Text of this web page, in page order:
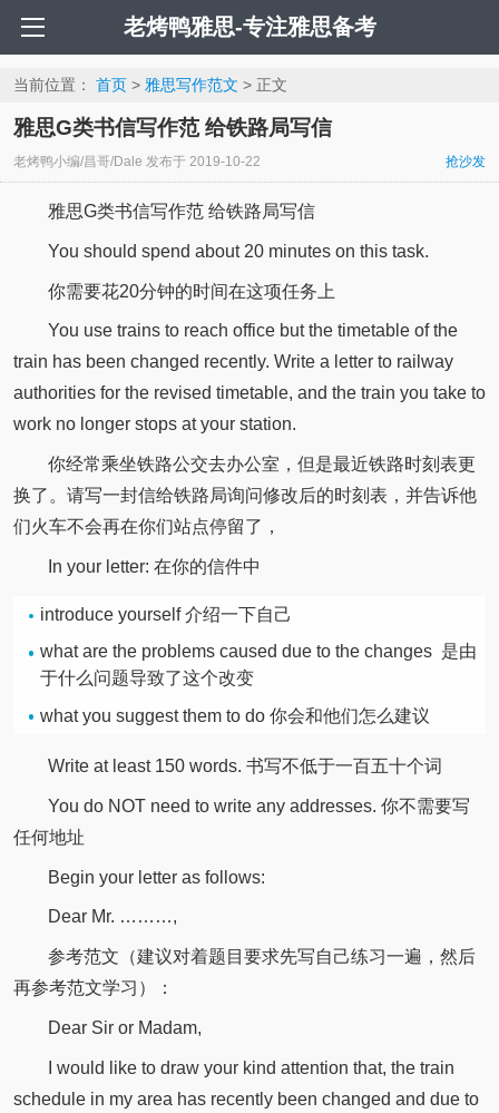
老烤鸭雅思-专注雅思备考
当前位置： 首页> 雅思写作范文 > 正文
雅思G类书信写作范 给铁路局写信
老烤鸭小编/昌哥/Dale 发布于 2019-10-22 抢沙发
雅思G类书信写作范 给铁路局写信
You should spend about 20 minutes on this task.
你需要花20分钟的时间在这项任务上
You use trains to reach office but the timetable of the
train has been changed recently. Write a letter to railway
authorities for the revised timetable, and the train you take to
work no longer stops at your station.
你经常乘坐铁路公交去办公室，但是最近铁路时刻表更
换了。请写一封信给铁路局询问修改后的时刻表，并告诉他
们火车不会再在你们站点停留了，
In your letter: 在你的信件中
introduce yourself 介绍一下自己
what are the problems caused due to the changes 是由
于什么问题导致了这个改变
what you suggest them to do 你会和他们怎么建议
Write at least 150 words. 书写不低于一百五十个词
You do NOT need to write any addresses. 你不需要写
任何地址
Begin your letter as follows:
Dear Mr. ………,
参考范文（建议对着题目要求先写自己练习一遍，然后
再参考范文学习）：
Dear Sir or Madam,
I would like to draw your kind attention that, the train
schedule in my area has recently been changed and due to